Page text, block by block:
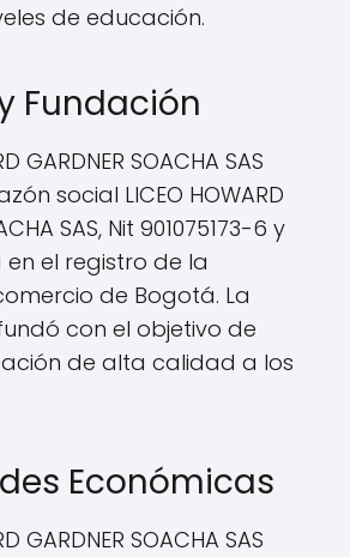
de educación.
Fundación
GARDNER SOACHA SAS
social LICEO HOWARD
SAS, Nit 901075173-6 y
el registro de la
de Bogotá. La
con el objetivo de
de alta calidad a los
Económicas
GARDNER SOACHA SAS